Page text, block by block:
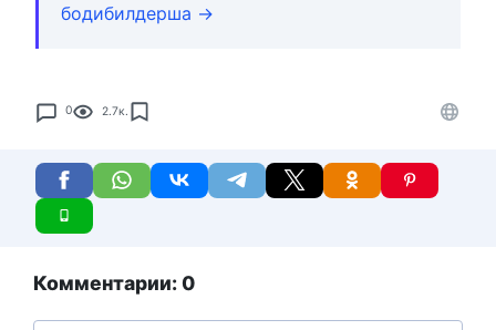
бодибилдерша →
0 2.7к.
Комментарии: 0